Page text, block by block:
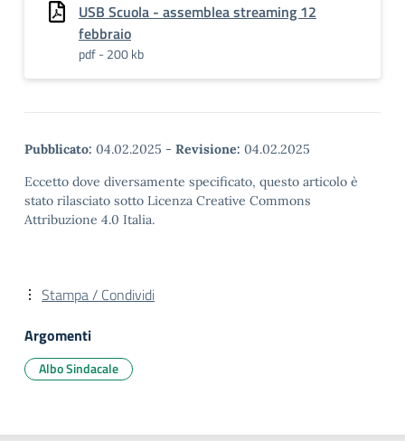
USB Scuola - assemblea streaming 12
febbraio
pdf - 200 kb
Pubblicato: 04.02.2025 - Revisione: 04.02.2025
Eccetto dove diversamente specificato, questo articolo è
stato rilasciato sotto Licenza Creative Commons
Attribuzione 4.0 Italia.
Stampa / Condividi
Argomenti
Albo Sindacale